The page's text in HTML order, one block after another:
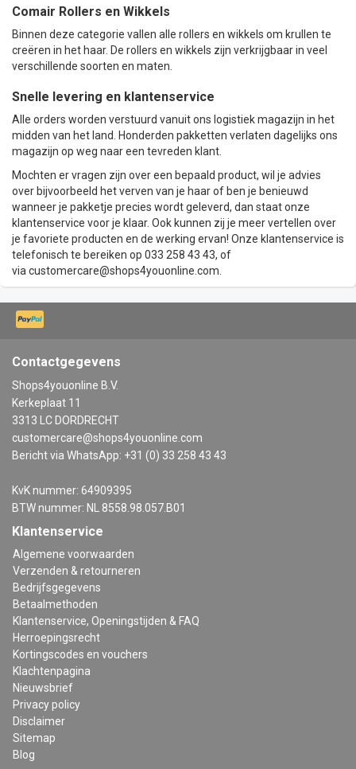
Comair Rollers en Wikkels
Binnen deze categorie vallen alle rollers en wikkels om krullen te
creëren in het haar. De rollers en wikkels zijn verkrijgbaar in veel
verschillende soorten en maten.
Snelle levering en klantenservice
Alle orders worden verstuurd vanuit ons logistiek magazijn in het
midden van het land. Honderden pakketten verlaten dagelijks ons
magazijn op weg naar een tevreden klant.
Mochten er vragen zijn over een bepaald product, wil je advies
over bijvoorbeeld het verven van je haar of ben je benieuwd
wanneer je pakketje precies wordt geleverd, dan staat onze
klantenservice voor je klaar. Ook kunnen zij je meer vertellen over
je favoriete producten en de werking ervan! Onze klantenservice is
telefonisch te bereiken op 033 258 43 43, of
viacustomercare@shops4youonline.com.
Contactgegevens
Shops4youonline B.V.
Kerkeplaat 11
3313 LC DORDRECHT
customercare@shops4youonline.com
Bericht via WhatsApp: +31 (0) 33 258 43 43
KvK nummer: 64909395
BTW nummer: NL 8558.98.057.B01
Klantenservice
Algemene voorwaarden
Verzenden & retourneren
Bedrijfsgegevens
Betaalmethoden
Klantenservice, Openingstijden & FAQ
Herroepingsrecht
Kortingscodes en vouchers
Klachtenpagina
Nieuwsbrief
Privacy policy
Disclaimer
Sitemap
Blog